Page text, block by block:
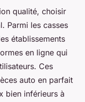
qualité, choisir
Parmi les casses
établissements
en ligne qui
Ces
auto en parfait
bien inférieurs à